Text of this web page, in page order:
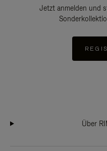
Jetzt anmelden und
Über